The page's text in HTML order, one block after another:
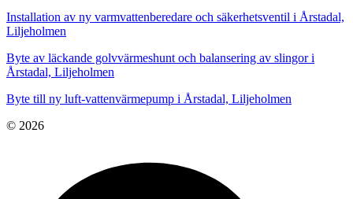
Installation av ny varmvattenberedare och säkerhetsventil i Årstadal,
Liljeholmen
Byte av läckande golvvärmeshunt och balansering av slingor i
Årstadal, Liljeholmen
Byte till ny luft-vattenvärmepump i Årstadal, Liljeholmen
© 2026